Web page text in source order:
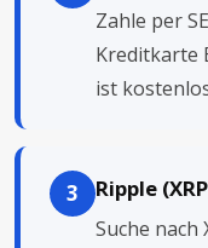
Zahle per
Kreditkarte
ist
3 Ripple
Suche nach